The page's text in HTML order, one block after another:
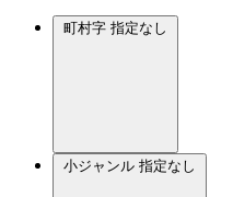
町村字 指定なし
小ジャンル 指定なし